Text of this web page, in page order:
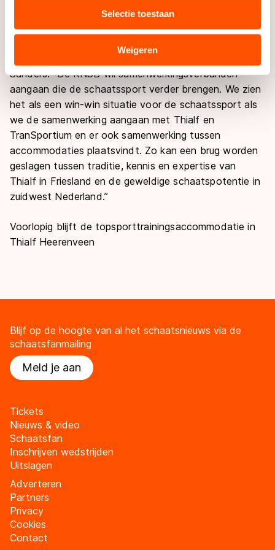
combineren met andere gegevens die u aan hen heeft
verstrekt of die zij hebben verzameld via hun services.
Sommige partners kunnen gegevens doorgeven aan
landen buiten de EU, zoals de VS, waar mogelijk geen
adequaat beschermingsniveau geldt volgens de GDPR.
Door op ‘Toestaan’ te klikken, stemt u in met deze
overdracht. Meer informatie vindt u in onscookiebeleid.
Selectie toestaan
Weigeren
bond daarbij van cruciaal belang. Dit is een belangrijk
uitgangspunt in de samenwerking met beide
Sanders: “De KNSB wil samenwerkingsverbanden
aangaan die de schaatssport verder brengen. We zien
het als een win-win situatie voor de schaatssport als
we de samenwerking aangaan met Thialf en
TranSportium en er ook samenwerking tussen
accommodaties plaatsvindt. Zo kan een brug worden
geslagen tussen traditie, kennis en expertise van
Thialf in Friesland en de geweldige schaatspotentie in
zuidwest Nederland.”
Voorlopig blijft de topsporttrainingsaccommodatie in
Thialf Heerenveen
Blijf op de hoogte van al het schaatsnieuws via de
schaatsfanmailing
Meld je aan
Tickets
Nieuws & video
Schaatsfan
Inschrijven wedstrijden
Uitslagen
Adverteren
Partners
Privacy
Cookies
Contact